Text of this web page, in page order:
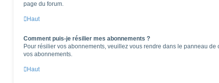
page du forum.
Haut
Comment puis-je résilier mes abonnements ?
Pour résilier vos abonnements, veuillez vous rendre dans le panneau de
vos abonnements.
Haut